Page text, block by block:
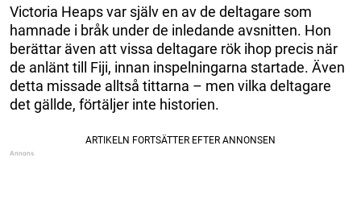
Victoria Heaps var själv en av de deltagare som
hamnade i bråk under de inledande avsnitten. Hon
berättar även att vissa deltagare rök ihop precis när
de anlänt till Fiji, innan inspelningarna startade. Även
detta missade alltså tittarna – men vilka deltagare
det gällde, förtäljer inte historien.